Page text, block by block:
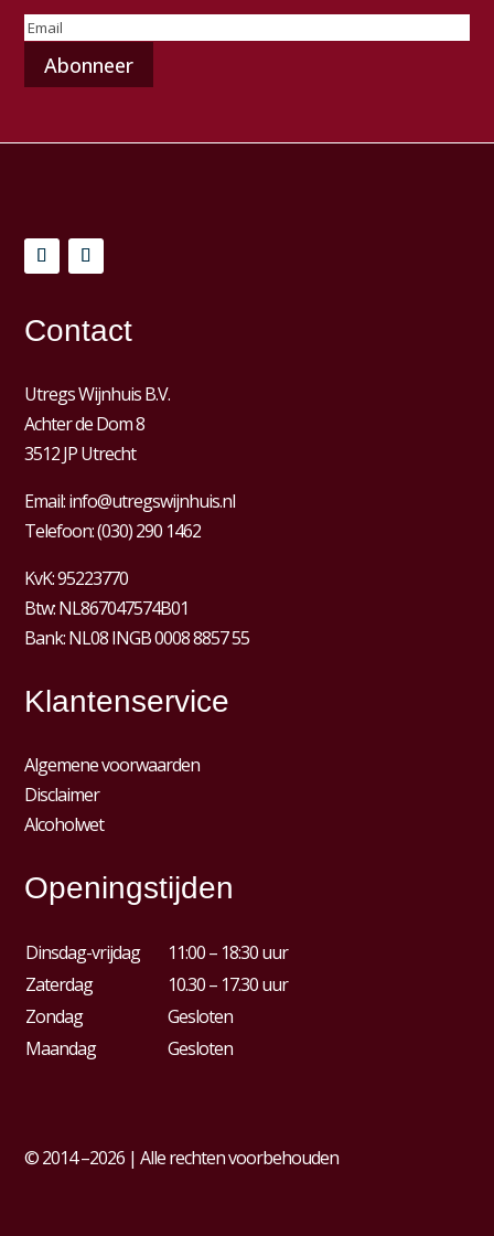
E-
mailadres
Contact
Utregs Wijnhuis B.V.
Achter de Dom 8
3512 JP Utrecht
Email:info@utregswijnhuis.nl
Telefoon:(030) 290 1462
KvK:95223770
Btw:NL867047574B01
Bank: NL08 INGB 0008 8857 55
Klantenservice
Algemene voorwaarden
Disclaimer
Alcoholwet
Openingstijden
Dinsdag-vrijdag
11:00 – 18:30 uur
Zaterdag
10.30 – 17.30 uur
Zondag
Gesloten
Maandag
Gesloten
© 2014 –2026 | Alle rechten voorbehouden